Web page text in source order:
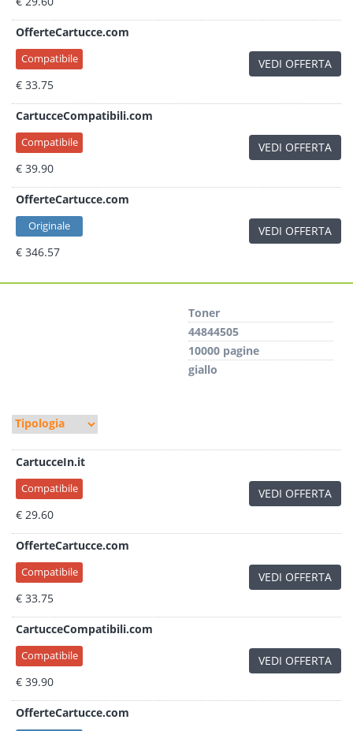
OfferteCartucce.com
Compatibile
€ 33.75
VEDI OFFERTA
CartucceCompatibili.com
Compatibile
€ 39.90
VEDI OFFERTA
OfferteCartucce.com
Originale
€ 346.57
VEDI OFFERTA
Toner
44844505
10000 pagine
giallo
CartucceIn.it
Compatibile
€ 29.60
VEDI OFFERTA
OfferteCartucce.com
Compatibile
€ 33.75
VEDI OFFERTA
CartucceCompatibili.com
Compatibile
€ 39.90
VEDI OFFERTA
OfferteCartucce.com